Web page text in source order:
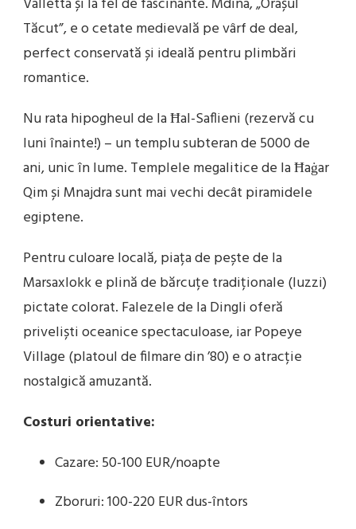
Tăcut”, e o cetate medievală pe vârf de deal,
perfect conservată și ideală pentru plimbări
romantice.
Nu rata hipogheul de la Ħal-Saflieni (rezervă cu
luni înainte!) – un templu subteran de 5000 de
ani, unic în lume. Templele megalitice de la Ħaġar
Qim și Mnajdra sunt mai vechi decât piramidele
egiptene.
Pentru culoare locală, piața de pește de la
Marsaxlokk e plină de bărcuțe tradiționale (luzzi)
pictate colorat. Falezele de la Dingli oferă
priveliști oceanice spectaculoase, iar Popeye
Village (platoul de filmare din ’80) e o atracție
nostalgică amuzantă.
Costuri orientative:
Cazare: 50-100 EUR/noapte
Zboruri: 100-220 EUR dus-întors